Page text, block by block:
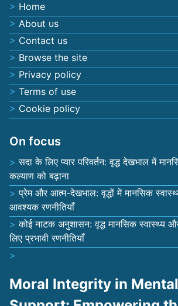
Home
About us
Contact us
Browse the site
Privacy policy
Terms of use
Cookie policy
On focus
सदा के लिए प्यार परिवर्तन: वृद्ध देखभाल में
कल्याण को बढ़ाना
प्रेम और आत्म-देखभाल: वृद्धों में मानसिक
आवश्यक रणनीतियाँ
कोई नाटक अनुशासन: वृद्ध मानसिक स्वास्थ्य
लिए प्रभावी रणनीतियाँ
Moral Integrity in